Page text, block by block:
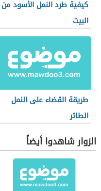
كيفية طرد النمل الأسود من
البيت
طريقة القضاء على النمل
الطائر
الزوار شاهدوا أيضاً